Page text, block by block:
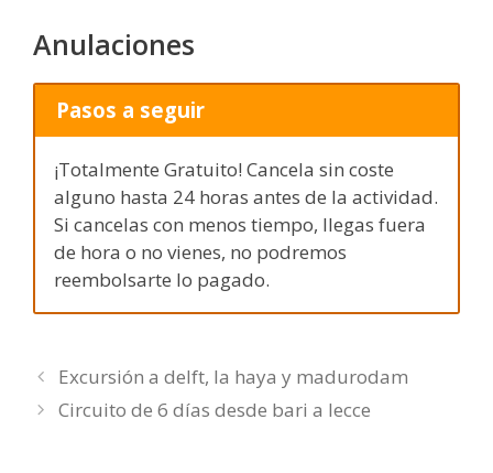
Anulaciones
Pasos a seguir
¡Totalmente Gratuito! Cancela sin coste
alguno hasta 24 horas antes de la actividad.
Si cancelas con menos tiempo, llegas fuera
de hora o no vienes, no podremos
reembolsarte lo pagado.
Excursión a delft, la haya y madurodam
Circuito de 6 días desde bari a lecce